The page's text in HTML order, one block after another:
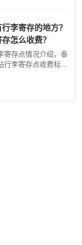
李寄存的地方？
怎么收费？
寄存点情况介绍，泰
行李寄存点收费标准